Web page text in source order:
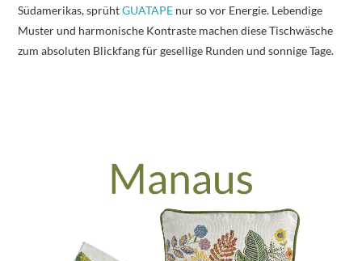
Südamerikas, sprühtGUATAPE nur so vor Energie. Lebendige
Muster und harmonische Kontraste machen diese Tischwäsche
zum absoluten Blickfang für gesellige Runden und sonnige Tage.